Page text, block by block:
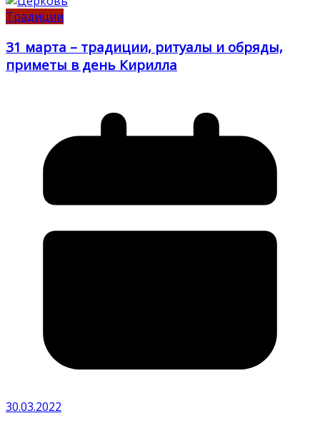
Традиции
31 марта – традиции, ритуалы и обряды,
приметы в день Кирилла
30.03.2022